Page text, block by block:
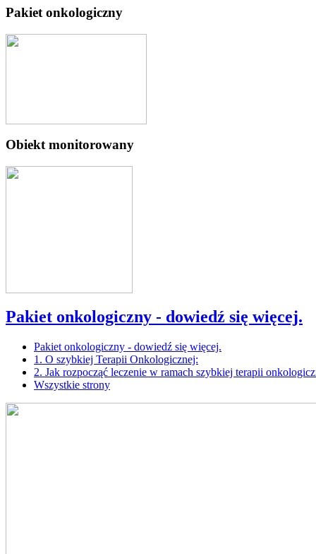
Pakiet onkologiczny
Obiekt monitorowany
Pakiet onkologiczny - dowiedź się więcej.
Pakiet onkologiczny - dowiedź się więcej.
1. O szybkiej Terapii Onkologicznej:
2. Jak rozpocząć leczenie w ramach szybkiej terapii
Wszystkie strony